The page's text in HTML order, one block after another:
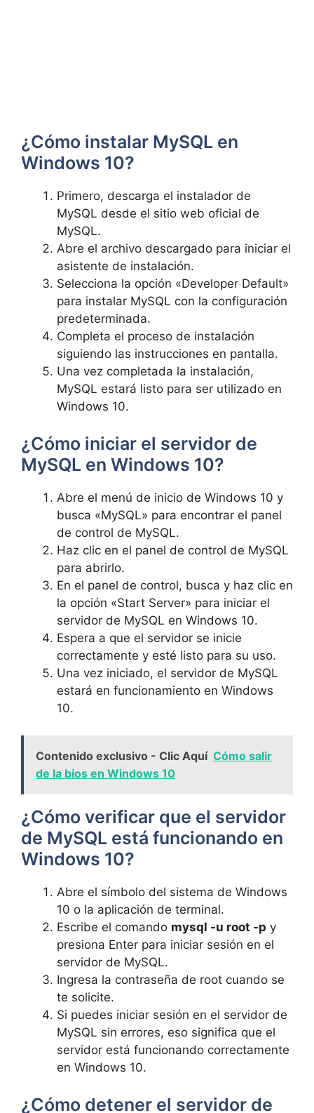
¿Cómo instalar MySQL en
Windows 10?
Primero, descarga el instalador de
MySQL desde el sitio web oficial de
MySQL.
Abre el archivo descargado para iniciar el
asistente de instalación.
Selecciona la opción «Developer Default»
para instalar MySQL con la configuración
predeterminada.
Completa el proceso de instalación
siguiendo las instrucciones en pantalla.
Una vez completada la instalación,
MySQL estará listo para ser utilizado en
Windows 10.
¿Cómo iniciar el servidor de
MySQL en Windows 10?
Abre el menú de inicio de Windows 10 y
busca «MySQL» para encontrar el panel
de control de MySQL.
Haz clic en el panel de control de MySQL
para abrirlo.
En el panel de control, busca y haz clic en
la opción «Start Server» para iniciar el
servidor de MySQL en Windows 10.
Espera a que el servidor se inicie
correctamente y esté listo para su uso.
Una vez iniciado, el servidor de MySQL
estará en funcionamiento en Windows
10.
Contenido exclusivo - Clic Aquí Cómo salir
de la bios en Windows 10
¿Cómo verificar que el servidor
de MySQL está funcionando en
Windows 10?
Abre el símbolo del sistema de Windows
10 o la aplicación de terminal.
Escribe el comando mysql -u root -p y
presiona Enter para iniciar sesión en el
servidor de MySQL.
Ingresa la contraseña de root cuando se
te solicite.
Si puedes iniciar sesión en el servidor de
MySQL sin errores, eso significa que el
servidor está funcionando correctamente
en Windows 10.
¿Cómo detener el servidor de